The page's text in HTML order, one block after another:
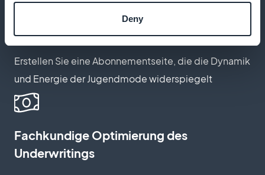
Deny
Anpassen der Abonnementseite
Erstellen Sie eine Abonnementseite, die die Dynamik
und Energie der Jugendmode widerspiegelt
Fachkundige Optimierung des
Underwritings